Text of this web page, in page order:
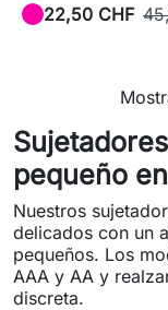
22,50 CHF
pequeño
Nuestros
delicados con un
pequeños. Los
AAA y AA y
discreta.